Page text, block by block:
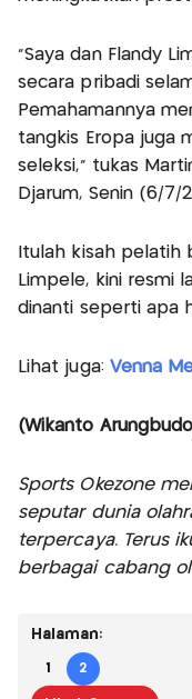
“Saya dan Flandy
secara pribadi
Pemahamannya
tangkis Eropa juga
seleksi,” tukas
Djarum, Senin (6/7/
Itulah kisah pelatih
Limpele, kini resmi
dinanti seperti apa
Lihat juga: Venna
(Wikanto
Sports Okezone
seputar dunia
terpercaya. Terus
berbagai cabang
Halaman:
1 2